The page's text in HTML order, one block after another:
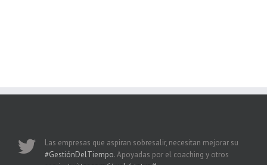
Las empresas que aspiran sobresalir, necesitan mejorar su
#GestiónDelTiempo. Apoyadas por el coaching y otros